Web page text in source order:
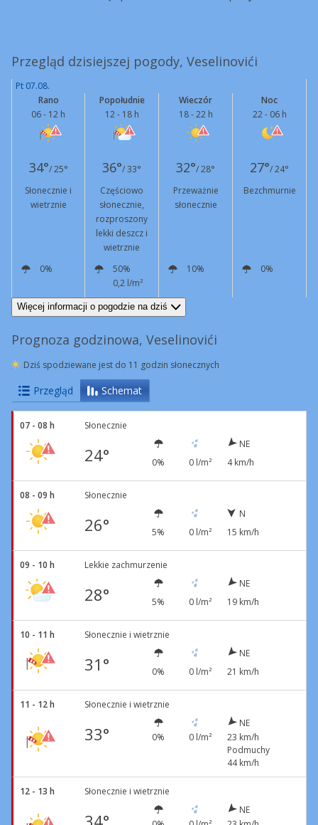
Przegląd dzisiejszej pogody, Veselinovići
Pt 07.08.
Rano
06 - 12 h
Popołudnie
12 - 18 h
Wieczór
18 - 22 h
Noc
22 - 06 h
34°/ 25° 36°/ 33° 32°/ 28° 27°/ 24°
Słonecznie i
wietrznie
Częściowo
słonecznie,
rozproszony
lekki deszcz i
wietrznie
Przeważnie
słonecznie
Bezchmurnie
0%
50%
0,2 l/m²
10% 0%
NE
12 km/h
Podmuchy
44 km/h NE
19 km/h
Podmuchy
45 km/h
Więcej informacji o pogodzie na dziś
Prognoza godzinowa, Veselinovići
Dziś spodziewane jest do 11 godzin słonecznych
Przegląd Schemat
07 - 08 h Słonecznie
24° 0% 0 l/m²
NE
4 km/h
08 - 09 h Słonecznie
26° 5% 0 l/m²
N
15 km/h
09 - 10 h Lekkie zachmurzenie
28° 5% 0 l/m²
NE
19 km/h
10 - 11 h Słonecznie i wietrznie
31° 0% 0 l/m²
NE
21 km/h
11 - 12 h Słonecznie i wietrznie
33° 0% 0 l/m²
NE
23 km/h
Podmuchy
44 km/h
12 - 13 h Słonecznie i wietrznie
34°
NE